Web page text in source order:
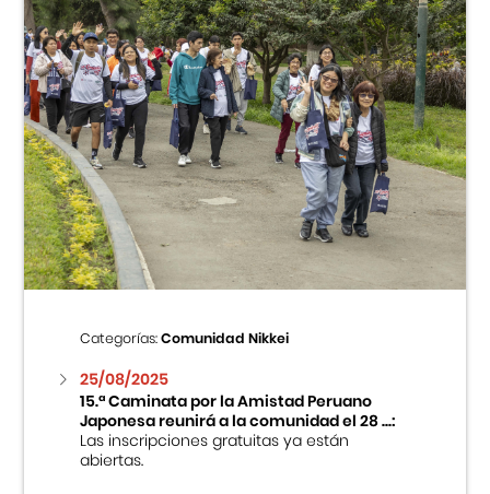
Categorías:Comunidad Nikkei
25/08/2025
15.ª Caminata por la Amistad Peruano
Japonesa reunirá a la comunidad el 28 ...:
Las inscripciones gratuitas ya están
abiertas.